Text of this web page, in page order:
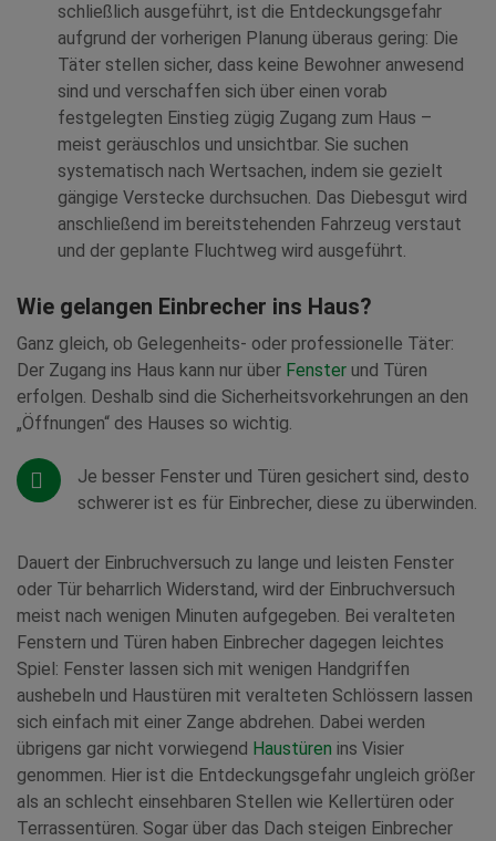
schließlich ausgeführt, ist die Entdeckungsgefahr
aufgrund der vorherigen Planung überaus gering: Die
Täter stellen sicher, dass keine Bewohner anwesend
sind und verschaffen sich über einen vorab
festgelegten Einstieg zügig Zugang zum Haus –
meist geräuschlos und unsichtbar. Sie suchen
systematisch nach Wertsachen, indem sie gezielt
gängige Verstecke durchsuchen. Das Diebesgut wird
anschließend im bereitstehenden Fahrzeug verstaut
und der geplante Fluchtweg wird ausgeführt.
Wie gelangen Einbrecher ins Haus?
Ganz gleich, ob Gelegenheits- oder professionelle Täter:
Der Zugang ins Haus kann nur über Fenster und Türen
erfolgen. Deshalb sind die Sicherheitsvorkehrungen an den
„Öffnungen“ des Hauses so wichtig.
Je besser Fenster und Türen gesichert sind, desto
schwerer ist es für Einbrecher, diese zu überwinden.
Dauert der Einbruchversuch zu lange und leisten Fenster
oder Tür beharrlich Widerstand, wird der Einbruchversuch
meist nach wenigen Minuten aufgegeben. Bei veralteten
Fenstern und Türen haben Einbrecher dagegen leichtes
Spiel: Fenster lassen sich mit wenigen Handgriffen
aushebeln und Haustüren mit veralteten Schlössern lassen
sich einfach mit einer Zange abdrehen. Dabei werden
übrigens gar nicht vorwiegend Haustüren ins Visier
genommen. Hier ist die Entdeckungsgefahr ungleich größer
als an schlecht einsehbaren Stellen wie Kellertüren oder
Terrassentüren. Sogar über das Dach steigen Einbrecher